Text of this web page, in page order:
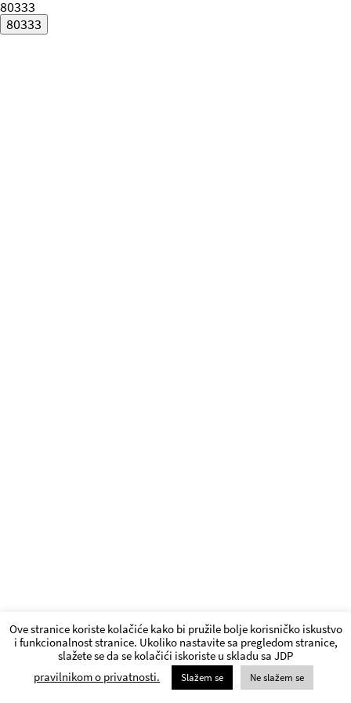
80333
Ove stranice koriste kolačiće kako bi pružile bolje korisničko iskustvo
i funkcionalnost stranice. Ukoliko nastavite sa pregledom stranice,
slažete se da se kolačići iskoriste u skladu sa JDP
pravilnikom o privatnosti.
Slažem se Ne slažem se